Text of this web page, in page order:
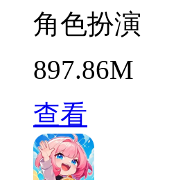
角色扮演
897.86M
查看